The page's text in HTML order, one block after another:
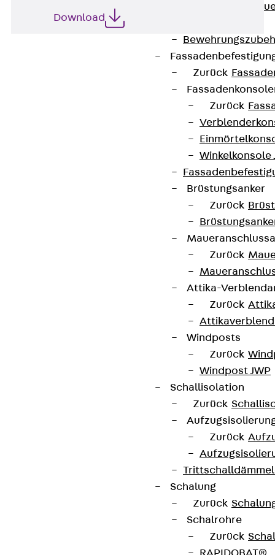
Zurück
Zurück
Winkelkonsole
Brüstungsanker
Zurück
Zurück
Attika-
Zurück
Windposts
Zurück
Windpost JWP
Schallisolation
Zurück
Zurück
Schalung
Zurück
Schalrohre
Zurück
Download
Produktneuheiten, Referenzen und aktuellen